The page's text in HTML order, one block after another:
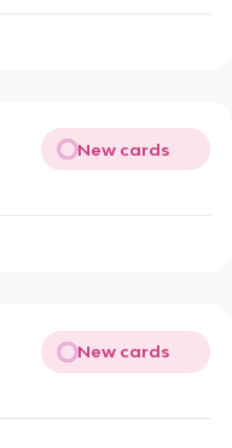
New cards
New cards